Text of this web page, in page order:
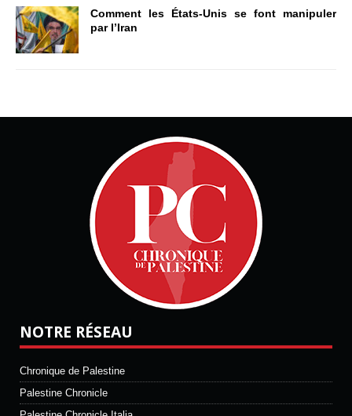
Comment les États-Unis se font manipuler
par l’Iran
NOTRE RÉSEAU
Chronique de Palestine
Palestine Chronicle